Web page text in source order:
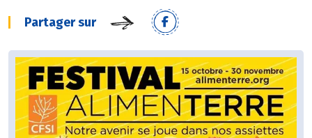
Partager sur